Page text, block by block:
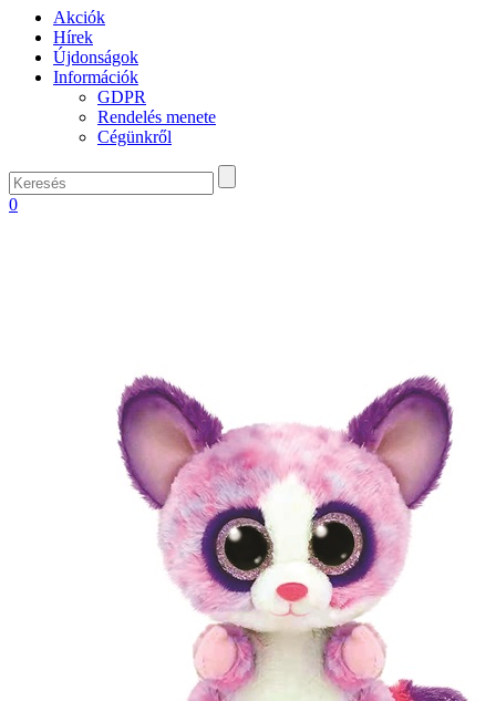
Akciók
Hírek
Újdonságok
Információk
GDPR
Rendelés menete
Cégünkről
0